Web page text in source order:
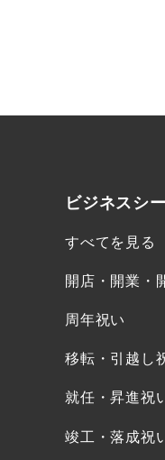
ビジネスシ
すべてを見る
開店・開業・
周年祝い
移転・引越し
就任・昇進祝
竣工・落成祝